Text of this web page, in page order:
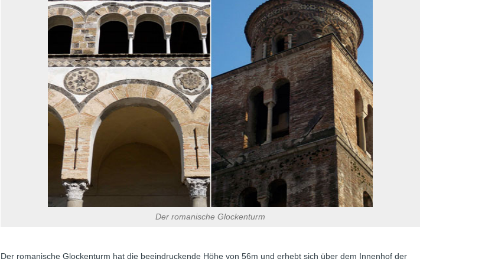
Der romanische Glockenturm
Der romanische Glockenturm hat die beeindruckende Höhe von 56m und erhebt sich über dem Innenhof der